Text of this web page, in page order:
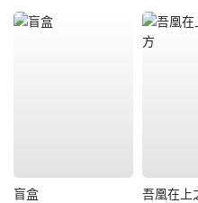
盲盒 吾凰在上